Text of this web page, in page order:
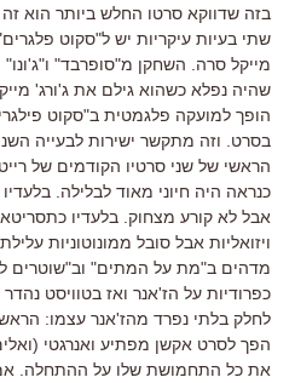
בזה שדווקא סרטו החלש ביותר הוא
שתי בעיות עיקריות יש ל"סקוט פלגרים
מייקל סרה
השחקן מ"סופרבד" ו"ג'ונו"
שהיה נפלא כשהוא גילם את ג'ורג'
הופך למועקה פלגמטית ב"סקוט
בסרט. וזה מתקשר ישירות לבעייה
הראשי של שני סרטיו הקודמים של רייט
כנראה היה חיוני מאוד לבלילה
אבל לא קורע מצחוק בלעדיו
ויזואליות אבל סובל ממונוטוניות
מדהים ב"מת על המתים" וב"שוטרים
כפרודיות על הז'אנר ואז בטוויסט
לחלק בלתי נפרד מהז'אנר עצמו:
הפך לסרט אקשן מפתיע ואנרגטי (
את כל התחמושת שלו על ההתחלה